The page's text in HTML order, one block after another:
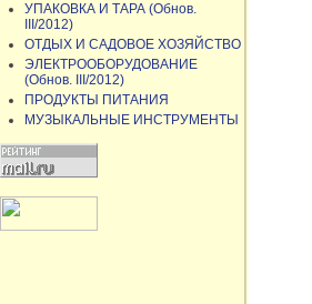
УПАКОВКА И ТАРА (Обнов.
III/2012)
ОТДЫХ И САДОВОЕ ХОЗЯЙСТВО
ЭЛЕКТРООБОРУДОВАНИЕ
(Обнов. III/2012)
ПРОДУКТЫ ПИТАНИЯ
МУЗЫКАЛЬНЫЕ ИНСТРУМЕНТЫ